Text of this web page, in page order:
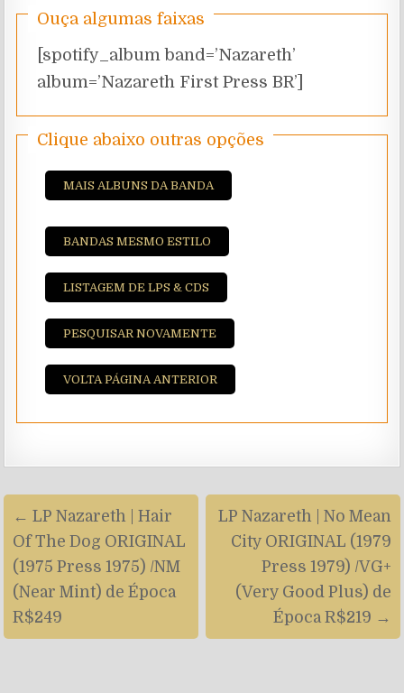
Ouça algumas faixas
[spotify_album band=’Nazareth’
album=’Nazareth First Press BR’]
Clique abaixo outras opções
MAIS ALBUNS DA BANDA
BANDAS MESMO ESTILO
LISTAGEM DE LPS & CDS
PESQUISAR NOVAMENTE
VOLTA PÁGINA ANTERIOR
Navegação
de
artigos
LP Nazareth | No Mean
City ORIGINAL (1979
Press 1979) /VG+
(Very Good Plus) de
Época R$219 →
← LP Nazareth | Hair
Of The Dog ORIGINAL
(1975 Press 1975) /NM
(Near Mint) de Época
R$249